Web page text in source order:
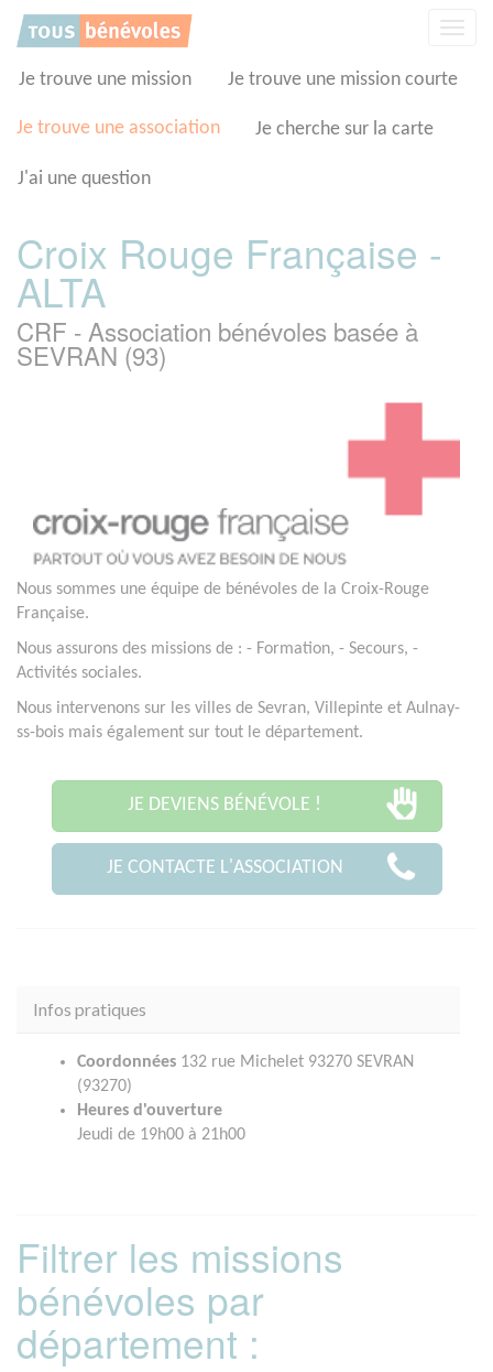
Je trouve une mission Je trouve une mission courte
Je trouve une association Je cherche sur la carte
J'ai une question
Croix Rouge Française -
ALTA
CRF - Association bénévoles basée à
SEVRAN (93)
Nous sommes une équipe de bénévoles de la Croix-Rouge
Française.
Nous assurons des missions de : - Formation, - Secours, -
Activités sociales.
Nous intervenons sur les villes de Sevran, Villepinte et Aulnay-
ss-bois mais également sur tout le département.
JE DEVIENS BÉNÉVOLE !
JE CONTACTE L'ASSOCIATION
Infos pratiques
Coordonnées 132 rue Michelet 93270 SEVRAN
(93270)
Heures d'ouverture
Jeudi de 19h00 à 21h00
Filtrer les missions
bénévoles par
département :
Panneau de gestion des cookies